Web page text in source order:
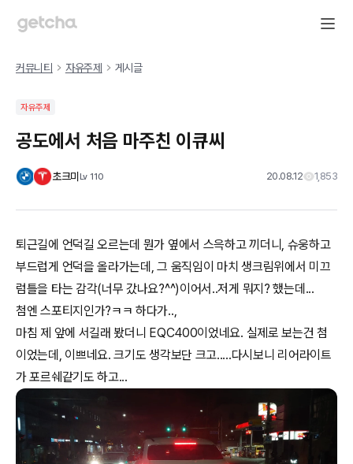
커뮤니티 자유주제 게시글
자유주제
공도에서 처음 마주친 이큐씨
초크미 Lv 110 20.08.12 1,853
퇴근길에 언덕길 오르는데 뭔가 옆에서 스윽하고 끼더니, 슈웅하고
부드럽게 언덕을 올라가는데, 그 움직임이 마치 생크림위에서 미끄
럼틀을 타는 감각(너무 갔나요?^^)이어서..저게 뭐지? 했는데...
첨엔 스포티지인가?ㅋㅋ 하다가..,
마침 제 앞에 서길래 봤더니 EQC400이었네요. 실제로 보는건 첨
이었는데, 이쁘네요. 크기도 생각보단 크고.....다시보니 리어라이트
가 포르쉐같기도 하고...